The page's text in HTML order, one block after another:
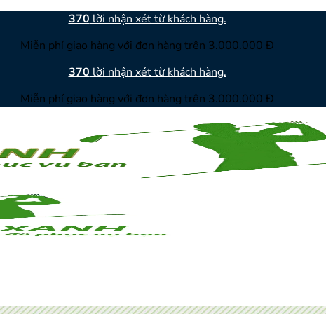
370 lời nhận xét từ khách hàng.
Miễn phí giao hàng với đơn hàng trên 3.000.000 Đ
370 lời nhận xét từ khách hàng.
Miễn phí giao hàng với đơn hàng trên 3.000.000 Đ